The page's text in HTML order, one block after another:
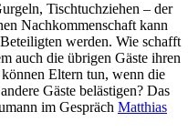
Tischtuchziehen – der
Nachkommenschaft kann
werden. Wie schafft
auch die übrigen Gäste ihren
können Eltern tun, wenn die
Gäste belästigen? Das
im Gespräch Matthias